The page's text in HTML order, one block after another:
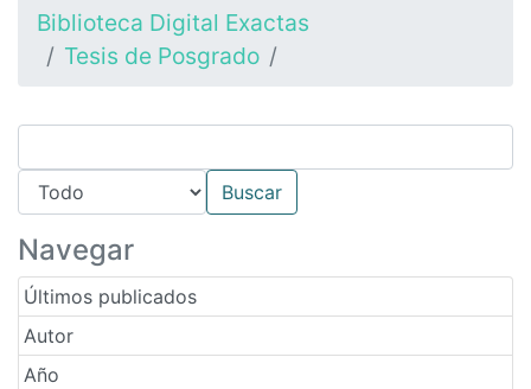
Biblioteca Digital Exactas
Tesis de Posgrado
Navegar
Últimos publicados
Autor
Año